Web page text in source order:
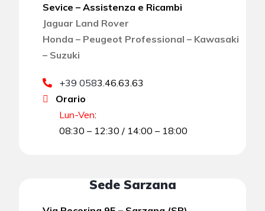
Sevice – Assistenza e Ricambi
Jaguar Land Rover
Honda – Peugeot Professional – Kawasaki
– Suzuki
+39 0583.46.63.63
Orario
Lun-Ven:
08:30 – 12:30 / 14:00 – 18:00
Sede Sarzana